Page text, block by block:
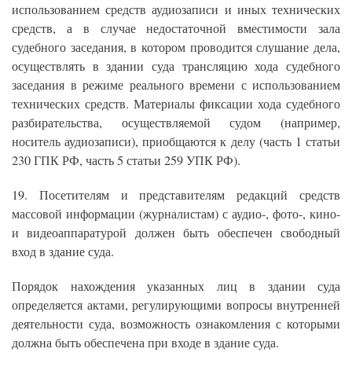
использованием средств аудиозаписи и иных технических
средств, а в случае недостаточной вместимости зала
судебного заседания, в котором проводится слушание дела,
осуществлять в здании суда трансляцию хода судебного
заседания в режиме реального времени с использованием
технических средств. Материалы фиксации хода судебного
разбирательства, осуществляемой судом (например,
носитель аудиозаписи), приобщаются к делу (часть 1 статьи
230 ГПК РФ, часть 5 статьи 259 УПК РФ).
19. Посетителям и представителям редакций средств
массовой информации (журналистам) с аудио-, фото-, кино-
и видеоаппаратурой должен быть обеспечен свободный
вход в здание суда.
Порядок нахождения указанных лиц в здании суда
определяется актами, регулирующими вопросы внутренней
деятельности суда, возможность ознакомления с которыми
должна быть обеспечена при входе в здание суда.